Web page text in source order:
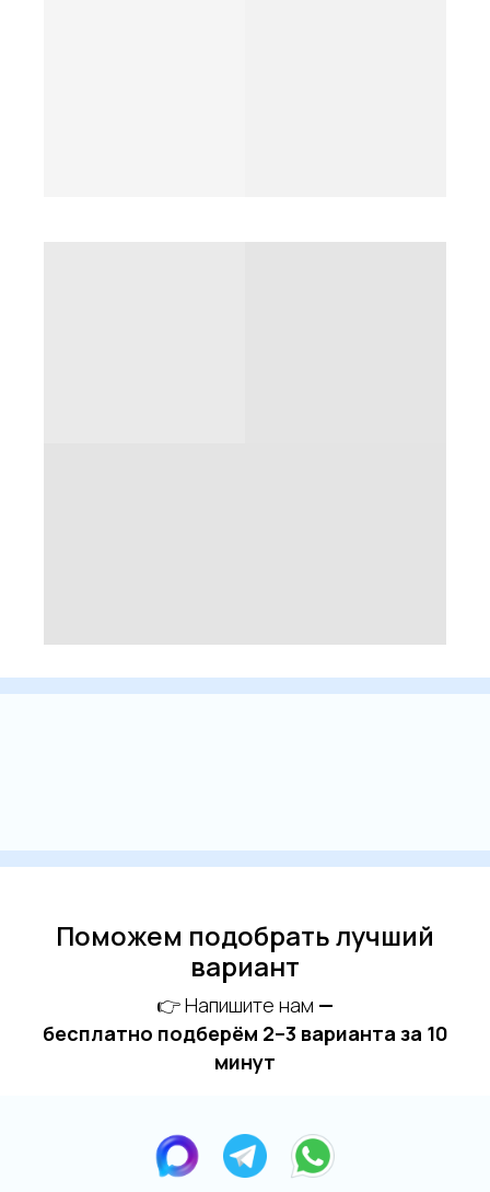
Поможем подобрать лучший
вариант
👉 Напишите нам —
бесплатно подберём 2–3 варианта за 10
минут